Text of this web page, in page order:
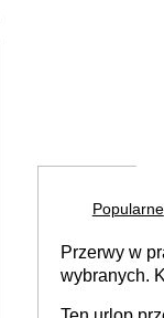
Popularne
Przerwy w
wybranych.